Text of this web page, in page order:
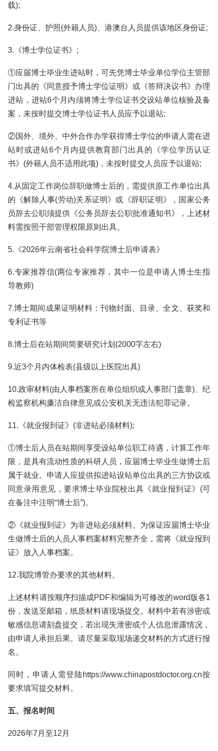
载);
2.身份证、护照(外籍人员)、港澳台人员提供该地区身份证;
3.《博士学位证书》;
①应届博士毕业生进站时，可先凭博士毕业单位学位主管部
门出具的《同意授予博士学位证明》或《答辩决议书》办理
进站，进站6个月内须将博士学位证书交设站单位核验及备
案，未按时提交博士学位证书人员应予以退站;
②国外、境外、中外合作办学获得博士学位的申请人需在进
站时或进站6个月内提供教育部门出具的《学位学历认证
书》(外籍人员不适用此项)，未按时提交人员应予以退站;
4.从固定工作岗位辞职做博士后的，需提供原工作单位出具
的《解除人事(劳动)关系证明》或《辞职证明》，国家公务
员辞去公职须提供《公务员辞去公职批准通知书》，上述材
料需按照干部管理权限原则出具。
5.《2026年云南省社会科学院博士后申请表》
6.专家推荐信(两位专家推荐，其中一位是申请人博士生指
导教师)
7.博士期间成果证明材料：刊物封面、目录、全文、获奖和
专利证书等
8.博士后在站期间简要研究计划(2000字左右)
9.近3个月内体检表(县级以上医院出具)
10.政审材料(由人事档案所在单位组织或人事部门盖章)、纪
检监察机构廉洁自律意见或公安机关无违法犯罪记录。
11.《就业报到证》(非进站必须材料);
①博士后人员在站期间享受设站单位职工待遇，计算工作年
限，是具有流动性质的科研人员，应届博士毕业生做博士后
属于就业。申请人应提供拟进站设站单位出具的三方协议或
同意录用意见，要求博士毕业院校出具《就业报到证》(可
在备注中注明“博士后”)。
②《就业报到证》为非进站必须材料。为保证应届博士毕业
生做博士后的人员人事档案材料完整齐全，需将《就业报到
证》放入人事档案。
12.我院博管办要求的其他材料。
上述材料请按顺序扫描成PDF和编辑为可修改的word版各1
份，发送至邮箱，纸质材料请现场提交。材料中若有涉密或
敏感信息请刻盘提交，若出现失泄密或个人信息泄露情况，
由申请人承担后果。请尽量采取现场递交材料的方式进行报
名。
同时，申请人需登陆https://www.chinapostdoctor.org.cn按
要求填写提交材料。
五、报名时间
2026年7月至12月